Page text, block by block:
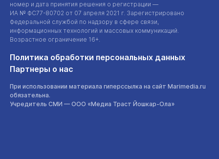
номер и дата принятия решения о регистрации —
ИА № ФС77-80702 от 07 апреля 2021 г. Зарегистрировано
Федеральной службой по надзору в сфере связи,
информационных технологий и массовых коммуникаций.
Возрастное ограничение 16+.
Политика обработки персональных данных
Партнеры о нас
При использовании материала гиперссылка на сайт Marimedia.ru
обязательна.
Учредитель СМИ — ООО «Медиа Траст Йошкар-Ола»